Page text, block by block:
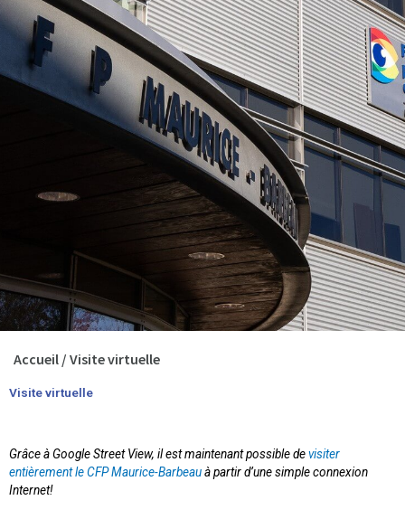
Accueil / Visite virtuelle
Visite virtuelle
Grâce à Google Street View, il est maintenant possible devisiter
entièrement le CFP Maurice-Barbeauà partir d’une simple connexion
Internet!